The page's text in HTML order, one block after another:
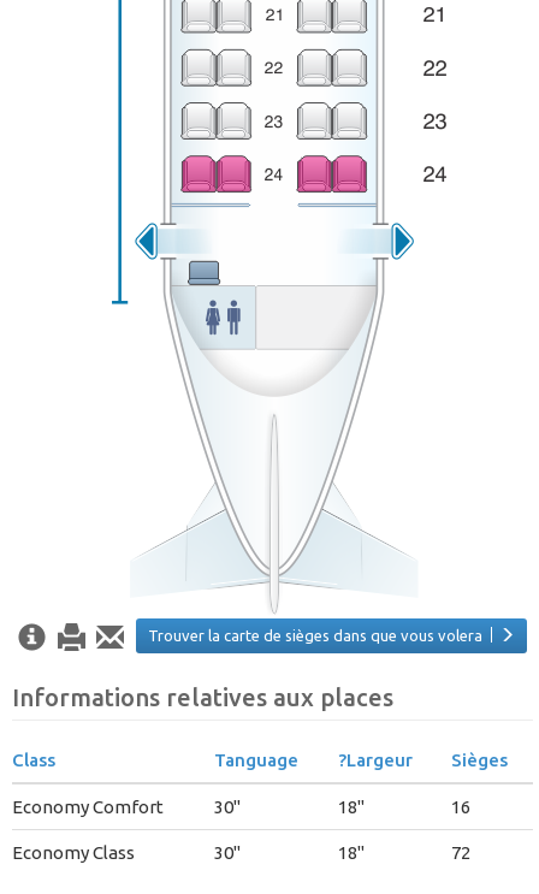
Trouver la carte de sièges dans que vous volera
Informations relatives aux places
Class Tanguage ?Largeur Sièges
Economy Comfort 30" 18" 16
Economy Class 30" 18" 72